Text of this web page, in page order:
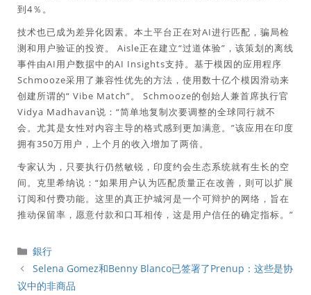
到4％。
技术也已成为差异化因素。本土平台正在对AI进行匹配，骗局检
测和用户验证的投资。 Aisle正在建立“过道体验”，该策划的离线
事件由AI用户数据中的AI Insights支持。基于模因的应用程序
Schmooze采用了兼容性优先的方法，使用数十亿个模因滑动来
创建所谓的“ Vibe Match”。 Schmooze的创始人兼首席执行官
Vidya Madhavan说：“简单地复制次要调整的全球同行就不
会。尤其是女性对内容主导的格式感到更加满意。”该应用在印度
拥有350万用户，上个月的收入增加了两倍。
专家认为，只要执行仍然敏锐，印度约会生态系统就有生长的空
间。克里希纳说：“如果用户认为匹配质量正在改善，则可以扩展
订阅和付费功能。这里的真正护城河是一个可辩护的网络，旨在
推动保留率，愿意付款和口耳相传，这是用户信任的确定指标。”
分
類
銀行
Selena Gomez和Benny Blanco已签署了Prenup：这些是协
议中的非商品